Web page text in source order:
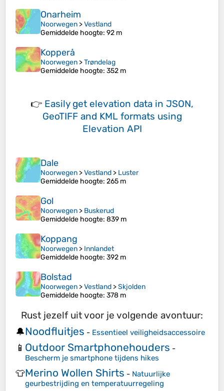
Onarheim
Noorwegen >Vestland
Gemiddelde hoogte: 92 m
Kopperå
Noorwegen >Trøndelag
Gemiddelde hoogte: 352 m
👉 Easily get elevation data in JSON,
GeoTIFF and KML formats using
Elevation API
Dale
Noorwegen >Vestland > Luster
Gemiddelde hoogte: 265 m
Gol
Noorwegen > Buskerud
Gemiddelde hoogte: 839 m
Koppang
Noorwegen > Innlandet
Gemiddelde hoogte: 392 m
Bolstad
Noorwegen >Vestland >Skjolden
Gemiddelde hoogte: 378 m
Rust jezelf uit voor je volgende avontuur:
🔔Noodfluitjes - Essentieel veiligheidsaccessoire
📱 Outdoor Smartphonehouders -
Bescherm je smartphone tijdens hikes
👕Merino Wollen Shirts - Natuurlijke
geurbestrijding en temperatuurregeling